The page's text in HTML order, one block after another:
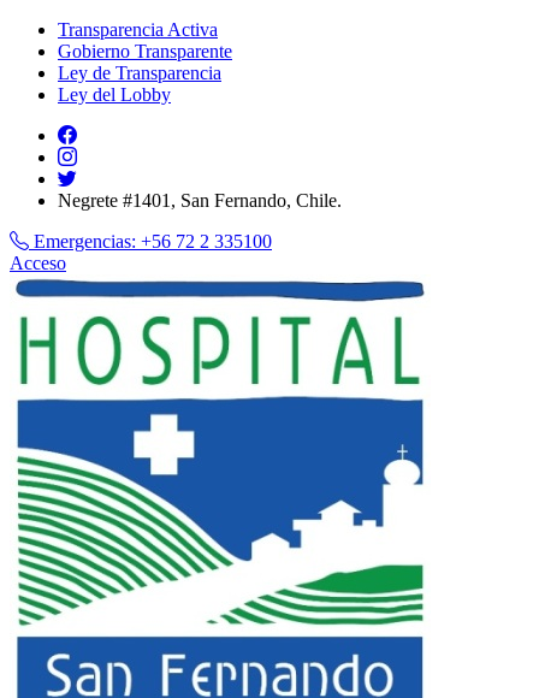
Transparencia Activa
Gobierno Transparente
Ley de Transparencia
Ley del Lobby
Negrete #1401, San Fernando, Chile.
Emergencias: +56 72 2 335100
Acceso